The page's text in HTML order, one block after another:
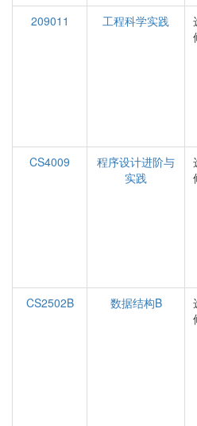
209011
工程科学实践
CS4009
程序设计进阶与
实践
CS2502B
数据结构B